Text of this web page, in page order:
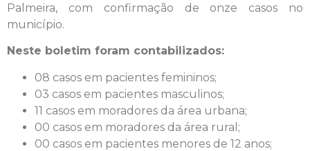
Palmeira, com confirmação de onze casos no
município.
Neste boletim foram contabilizados:
08 casos em pacientes femininos;
03 casos em pacientes masculinos;
11 casos em moradores da área urbana;
00 casos em moradores da área rural;
00 casos em pacientes menores de 12 anos;